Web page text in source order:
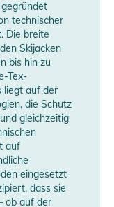
und Warnungen
technischer
Die breite
Skijacken
bis hin zu
Tex-
liegt auf der
die Schutz
gleichzeitig
auf
eingesetzt
dass sie
ob auf der